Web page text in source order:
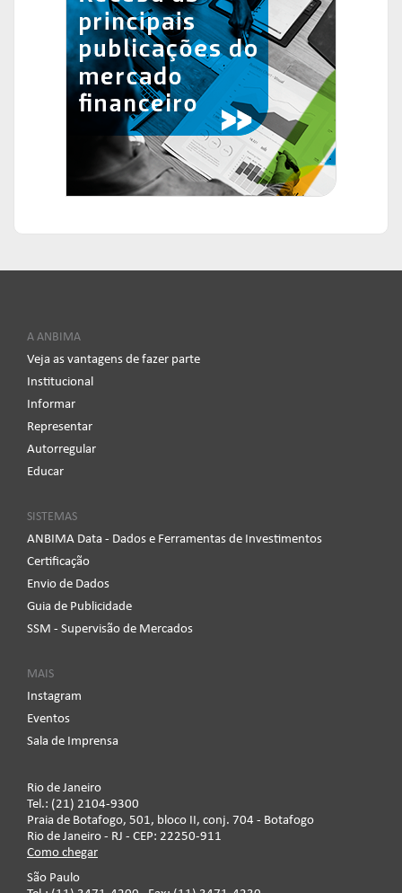
A ANBIMA
Veja as vantagens de fazer parte
Institucional
Informar
Representar
Autorregular
Educar
SISTEMAS
ANBIMA Data - Dados e Ferramentas de Investimentos
Certificação
Envio de Dados
Guia de Publicidade
SSM - Supervisão de Mercados
MAIS
Instagram
Eventos
Sala de Imprensa
Rio de Janeiro
Tel.: (21) 2104-9300
Praia de Botafogo, 501, bloco II, conj. 704 - Botafogo
Rio de Janeiro - RJ - CEP: 22250-911
Como chegar
São Paulo